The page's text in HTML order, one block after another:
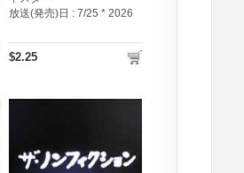
放送(発売)日 : 7/25 * 2026
$2.25